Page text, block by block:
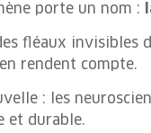
porte un nom :
des fléaux
rendent compte.
: les
et durable.